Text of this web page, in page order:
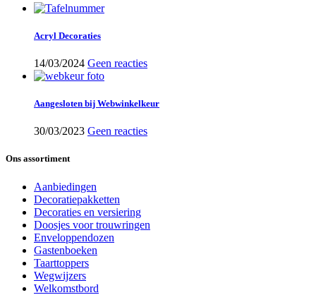
Acryl Decoraties
14/03/2024 Geen reacties
Aangesloten bij Webwinkelkeur
30/03/2023 Geen reacties
Ons assortiment
Aanbiedingen
Decoratiepakketten
Decoraties en versiering
Doosjes voor trouwringen
Enveloppendozen
Gastenboeken
Taarttoppers
Wegwijzers
Welkomstbord